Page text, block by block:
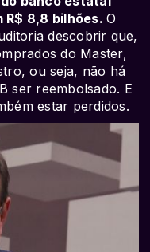
R$ 8,8 bilhões.O
descobrir que,
do Master,
ou seja, não há
ser reembolsado. E
estar perdidos.